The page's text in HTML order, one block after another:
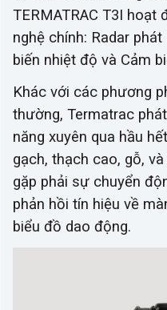
TERMATRAC T3I hoạt
nghệ chính: Radar
biến nhiệt độ và Cảm
Khác với các phương
thường, Termatrac
năng xuyên qua hầu
gạch, thạch cao, gỗ,
gặp phải sự chuyển
phản hồi tín hiệu về
biểu đồ dao động.